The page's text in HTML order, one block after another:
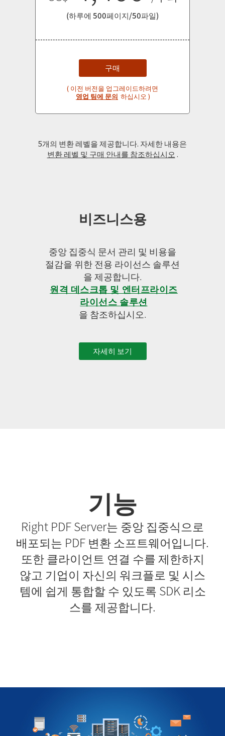
(하루에 500페이지/50파일)
구매
( 이전 버전을 업그레이드하려면
영업 팀에 문의 하십시오 )
5개의 변환 레벨을 제공합니다. 자세한 내용은
변환 레벨 및 구매 안내를 참조하십시오 .
비즈니스용
중앙 집중식 문서 관리 및 비용을
절감을 위한 전용 라이선스 솔루션
을 제공합니다.
원격 데스크톱 및 엔터프라이즈
라이선스 솔루션
을 참조하십시오.
자세히 보기
기능
Right PDF Server는 중앙 집중식으로
배포되는 PDF 변환 소프트웨어입니다.
또한 클라이언트 연결 수를 제한하지
않고 기업이 자신의 워크플로 및 시스
템에 쉽게 통합할 수 있도록 SDK 리소
스를 제공합니다.